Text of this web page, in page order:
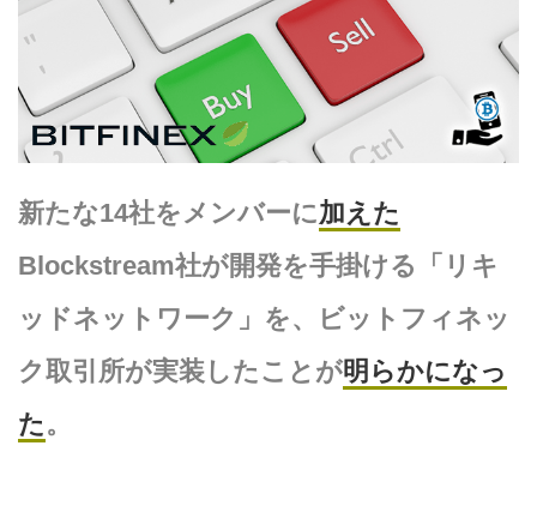
新たな14社をメンバーに加えた
Blockstream社が開発を手掛ける「リキ
ッドネットワーク」を、ビットフィネッ
ク取引所が実装したことが明らかになっ
た 。